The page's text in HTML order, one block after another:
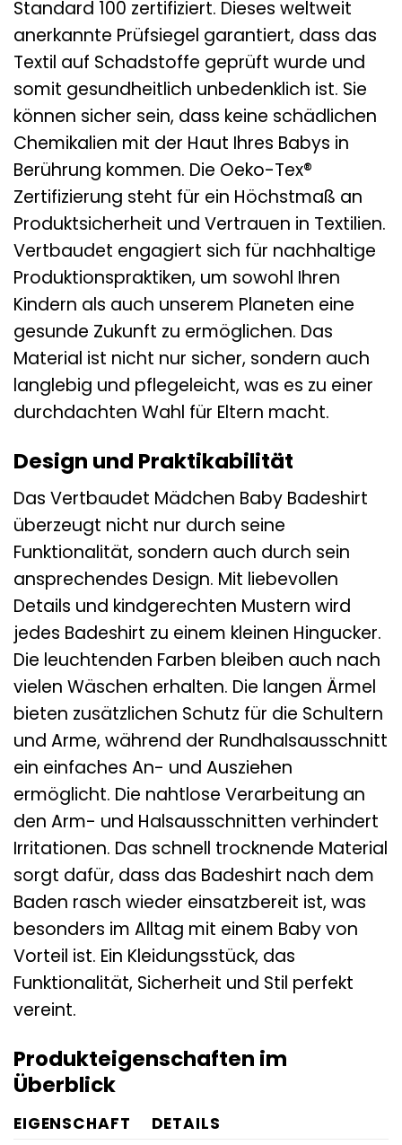
Standard 100 zertifiziert. Dieses weltweit
anerkannte Prüfsiegel garantiert, dass das
Textil auf Schadstoffe geprüft wurde und
somit gesundheitlich unbedenklich ist. Sie
können sicher sein, dass keine schädlichen
Chemikalien mit der Haut Ihres Babys in
Berührung kommen. Die Oeko-Tex®
Zertifizierung steht für ein Höchstmaß an
Produktsicherheit und Vertrauen in Textilien.
Vertbaudet engagiert sich für nachhaltige
Produktionspraktiken, um sowohl Ihren
Kindern als auch unserem Planeten eine
gesunde Zukunft zu ermöglichen. Das
Material ist nicht nur sicher, sondern auch
langlebig und pflegeleicht, was es zu einer
durchdachten Wahl für Eltern macht.
Design und Praktikabilität
Das Vertbaudet Mädchen Baby Badeshirt
überzeugt nicht nur durch seine
Funktionalität, sondern auch durch sein
ansprechendes Design. Mit liebevollen
Details und kindgerechten Mustern wird
jedes Badeshirt zu einem kleinen Hingucker.
Die leuchtenden Farben bleiben auch nach
vielen Wäschen erhalten. Die langen Ärmel
bieten zusätzlichen Schutz für die Schultern
und Arme, während der Rundhalsausschnitt
ein einfaches An- und Ausziehen
ermöglicht. Die nahtlose Verarbeitung an
den Arm- und Halsausschnitten verhindert
Irritationen. Das schnell trocknende Material
sorgt dafür, dass das Badeshirt nach dem
Baden rasch wieder einsatzbereit ist, was
besonders im Alltag mit einem Baby von
Vorteil ist. Ein Kleidungsstück, das
Funktionalität, Sicherheit und Stil perfekt
vereint.
Produkteigenschaften im
Überblick
EIGENSCHAFT
DETAILS